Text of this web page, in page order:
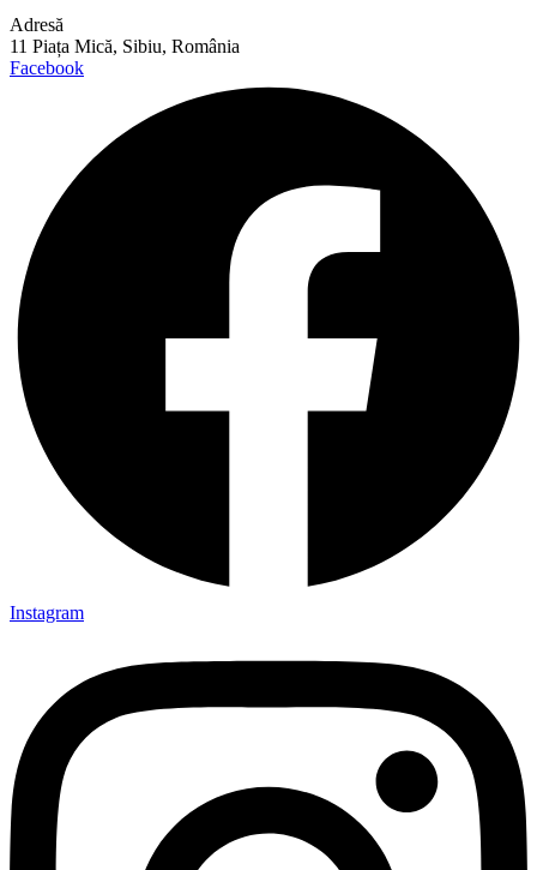
Adresă
11 Piața Mică, Sibiu, România
Facebook
Instagram